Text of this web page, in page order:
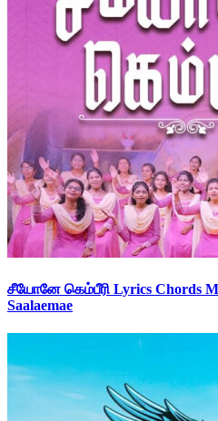
சீயோனே கெம்பீரி Lyrics Chords
Saalaemae